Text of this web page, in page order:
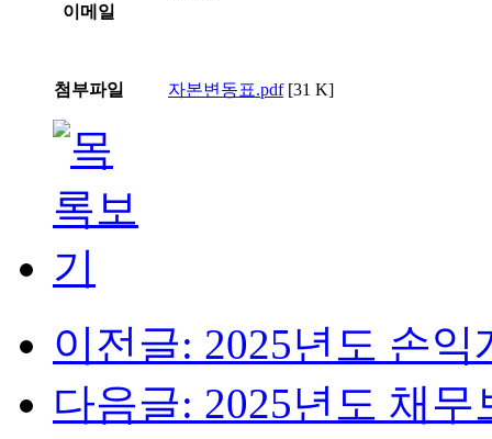
이메일
첨부파일 자본변동표.pdf[31 K]
이전글: 2025년도 손익
다음글: 2025년도 채